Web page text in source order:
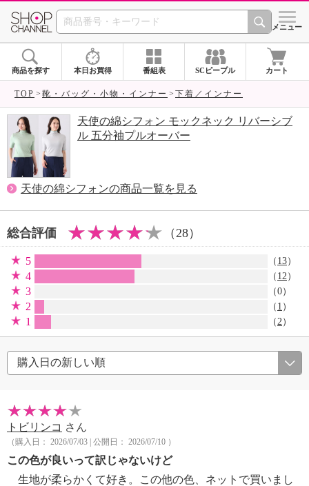
SHOP CHANNEL シメニュー
商品を探す 本日お買得 番組表 SCピープル カート
TOP 靴・バッグ・小物・インナー 下着／インナー
天使の綿シフォン モックネック リバーシブ
ル 五分袖プルオーバー
天使の綿シフォンの商品一覧を見る
総合評価 （28）
5 （ 13）
4 （ 12）
3 （0）
2 （ 1 ）
1 （2）
トビリンコ さん
（購入日： 2026/07/03 | 公開日： 2026/07/10 ）
この色が良いって訳じゃないけど
生地が柔らかくて好き。この他の色、ネットで買いまし